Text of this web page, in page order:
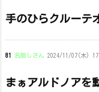
手のひらクルーテ
81 名無しさん 2024/11/07(木)
まぁアルドノアを